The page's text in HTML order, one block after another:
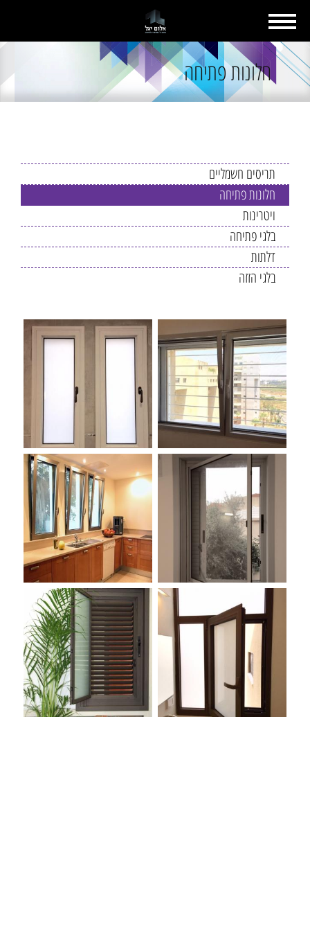
חלונות פתיחה
תחומי התמחות
תריסים חשמליים
חלונות פתיחה
ויטרינות
בלגי פתיחה
דלתות
בלגי הזזה